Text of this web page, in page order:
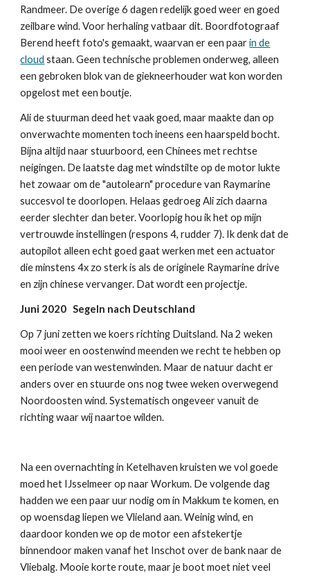
Randmeer. De overige 6 dagen redelijk goed weer en goed
zeilbare wind. Voor herhaling vatbaar dit. Boordfotograaf
Berend heeft foto's gemaakt, waarvan er een paarin de
cloud staan. Geen technische problemen onderweg, alleen
een gebroken blok van de giekneerhouder wat kon worden
opgelost met een boutje.
Ali de stuurman deed het vaak goed, maar maakte dan op
onverwachte momenten toch ineens een haarspeld bocht.
Bijna altijd naar stuurboord, een Chinees met rechtse
neigingen. De laatste dag met windstilte op de motor lukte
het zowaar om de "autolearn" procedure van Raymarine
succesvol te doorlopen. Helaas gedroeg Ali zich daarna
eerder slechter dan beter. Voorlopig hou ik het op mijn
vertrouwde instellingen (respons 4, rudder 7). Ik denk dat de
autopilot alleen echt goed gaat werken met een actuator
die minstens 4x zo sterk is als de originele Raymarine drive
en zijn chinese vervanger. Dat wordt een projectje.
Juni 2020 Segeln nach Deutschland
Op 7 juni zetten we koers richting Duitsland. Na 2 weken
mooi weer en oostenwind meenden we recht te hebben op
een periode van westenwinden. Maar de natuur dacht er
anders over en stuurde ons nog twee weken overwegend
Noordoosten wind. Systematisch ongeveer vanuit de
richting waar wij naartoe wilden.
Na een overnachting in Ketelhaven kruisten we vol goede
moed het IJsselmeer op naar Workum. De volgende dag
hadden we een paar uur nodig om in Makkum te komen, en
op woensdag liepen we Vlieland aan. Weinig wind, en
daardoor konden we op de motor een afstekertje
binnendoor maken vanaf het Inschot over de bank naar de
Vliebalg. Mooie korte route, maar je boot moet niet veel